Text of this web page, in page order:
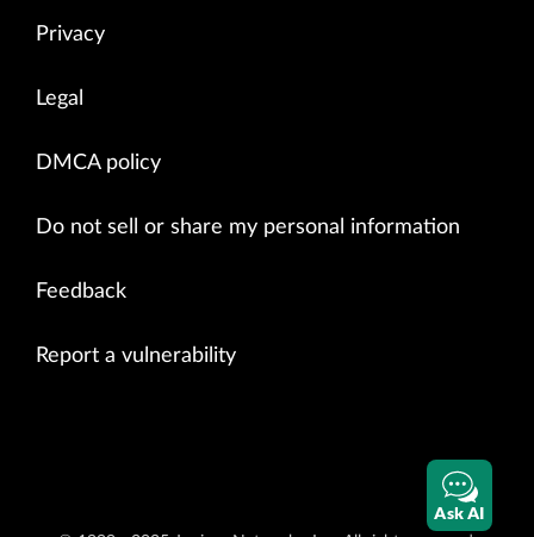
Privacy
Legal
DMCA policy
Do not sell or share my personal information
Feedback
Report a vulnerability
Ask AI